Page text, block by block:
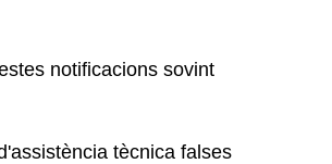
notificacions sovint
tècnica falses